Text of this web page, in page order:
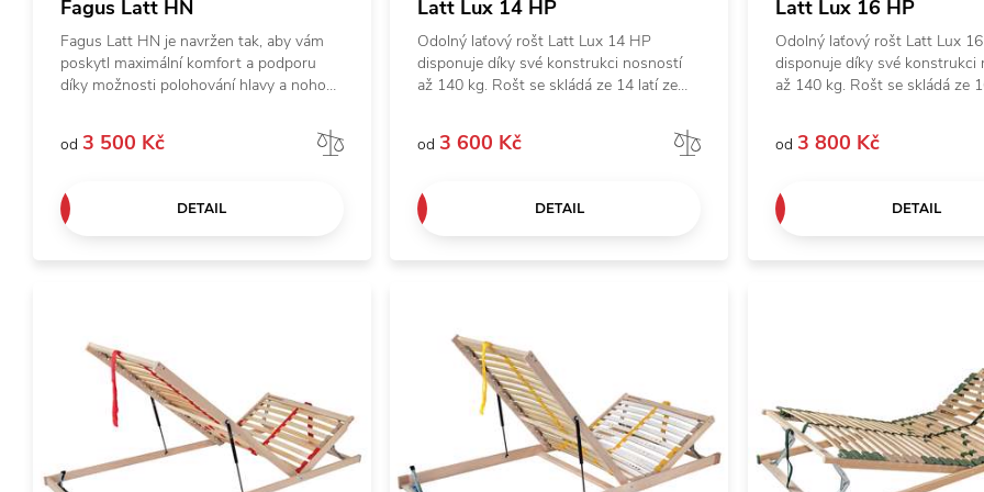
Fagus Latt HN
Fagus Latt HN je navržen tak, aby vám
poskytl maximální komfort a podporu
díky možnosti polohování hlavy a nohou.
nosnost až 160 kg a je vyroben z 22
masivních bukových latí, které zajišťují
bočnice z vrstveného bukového dřeva
přidávají na odolnosti a dlouhé životnosti
od 3 500 Kč Porovnat
DETAIL
Latt Lux 14 HP
Odolný laťový rošt Latt Lux 14 HP
disponuje díky své konstrukci nosností
až 140 kg. Rošt se skládá ze 14 latí ze
vrutů ke konstrukci rámu. Nadstandardní
výdrž a odolnost zajišťují přídavné
manipulace s roštem díky zaobleným
hranám latí. Polohování H (hlava) pro
od 3 600 Kč Porovnat
DETAIL
Latt Lux 16 HP
Odolný laťový rošt Latt Lux
disponuje díky své konstrukci
až 140 kg. Rošt se skládá ze
vrutů ke konstrukci rámu.
výdrž a odolnost zajišťují
manipulace s roštem díky
hranám latí. Polohování H
od 3 800 Kč
DETAIL